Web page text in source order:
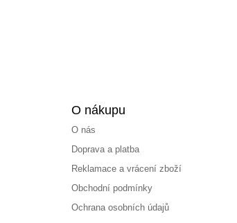
O nákupu
O nás
Doprava a platba
Reklamace a vrácení zboží
Obchodní podmínky
Ochrana osobních údajů